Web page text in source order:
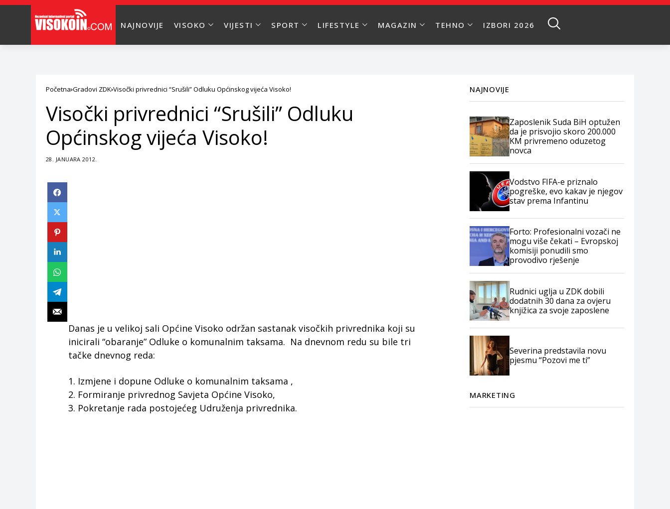
NAJNOVIJE VISOKO VIJESTI SPORT LIFESTYLE MAGAZIN TEHNO IZBORI 2026
Početna Gradovi ZDK Visočki privrednici “Srušili” Odluku Općinskog vijeća Visoko!
Visočki privrednici “Srušili” Odluku
Općinskog vijeća Visoko!
28. JANUARA 2012.
Danas je u velikoj sali Općine Visoko održan sastanak visočkih privrednika koji su
inicirali “obaranje” Odluke o komunalnim taksama. Na dnevnom redu su bile tri
tačke dnevnog reda:
1. Izmjene i dopune Odluke o komunalnim taksama ,
2. Formiranje privrednog Savjeta Općine Visoko,
3. Pokretanje rada postojećeg Udruženja privrednika.
NAJNOVIJE
Zaposlenik Suda BiH optužen
da je prisvojio skoro 200.000
KM privremeno oduzetog
novca
Vodstvo FIFA-e priznalo
pogreške, evo kakav je njegov
stav prema Infantinu
Forto: Profesionalni vozači ne
mogu više čekati – Evropskoj
komisiji ponudili smo
provodivo rješenje
Rudnici uglja u ZDK dobili
dodatnih 30 dana za ovjeru
knjižica za svoje zaposlene
Severina predstavila novu
pjesmu “Pozovi me ti”
MARKETING